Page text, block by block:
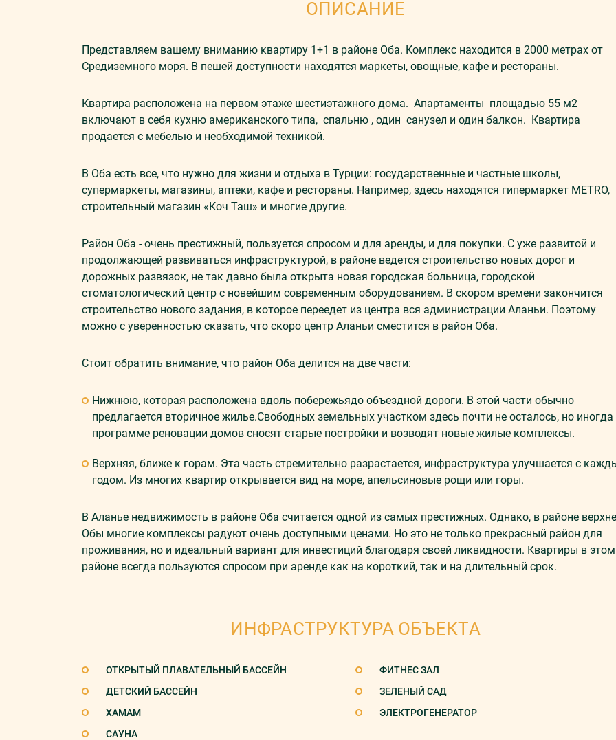
ОПИСАНИЕ
Представляем вашему вниманию квартиру 1+1 в районе Оба. Комплекс находится в 2000 метрах от
Средиземного моря. В пешей доступности находятся маркеты, овощные, кафе и рестораны.
Квартира расположена на первом этаже шестиэтажного дома. Апартаменты площадью 55 м2
включают в себя кухню американского типа, спальню , один санузел и один балкон. Квартира
продается с мебелью и необходимой техникой.
В Оба есть все, что нужно для жизни и отдыха в Турции: государственные и частные школы,
супермаркеты, магазины, аптеки, кафе и рестораны. Например, здесь находятся гипермаркет METRO,
строительный магазин «Коч Таш» и многие другие.
Район Оба - очень престижный, пользуется спросом и для аренды, и для покупки. С уже развитой и
продолжающей развиваться инфраструктурой, в районе ведется строительство новых дорог и
дорожных развязок, не так давно была открыта новая городская больница, городской
стоматологический центр с новейшим современным оборудованием. В скором времени закончится
строительство нового задания, в которое переедет из центра вся администрации Аланьи. Поэтому
можно с уверенностью сказать, что скоро центр Аланьи сместится в район Оба.
Стоит обратить внимание, что район Оба делится на две части:
Нижнюю, которая расположена вдоль побережьядо объездной дороги. В этой части обычно
предлагается вторичное жилье.Свободных земельных участком здесь почти не осталось, но иногда
программе реновации домов сносят старые постройки и возводят новые жилые комплексы.
Верхняя, ближе к горам. Эта часть стремительно разрастается, инфраструктура улучшается с
годом. Из многих квартир открывается вид на море, апельсиновые рощи или горы.
В Аланье недвижимость в районе Оба считается одной из самых престижных. Однако, в районе
Обы многие комплексы радуют очень доступными ценами. Но это не только прекрасный район для
проживания, но и идеальный вариант для инвестиций благодаря своей ликвидности. Квартиры в этом
районе всегда пользуются спросом при аренде как на короткий, так и на длительный срок.
ИНФРАСТРУКТУРА ОБЪЕКТА
ОТКРЫТЫЙ ПЛАВАТЕЛЬНЫЙ БАССЕЙН
ДЕТСКИЙ БАССЕЙН
ХАМАМ
САУНА
ФИТНЕС ЗАЛ
ЗЕЛЕНЫЙ САД
ЭЛЕКТРОГЕНЕРАТОР